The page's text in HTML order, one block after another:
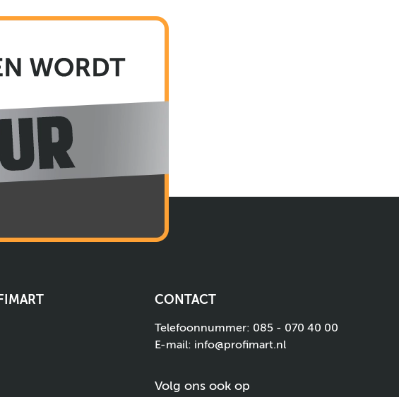
CONTACT
Telefoonnummer: 085 - 070 40 00
E-mail: info@profimart.nl
Volg ons ook op